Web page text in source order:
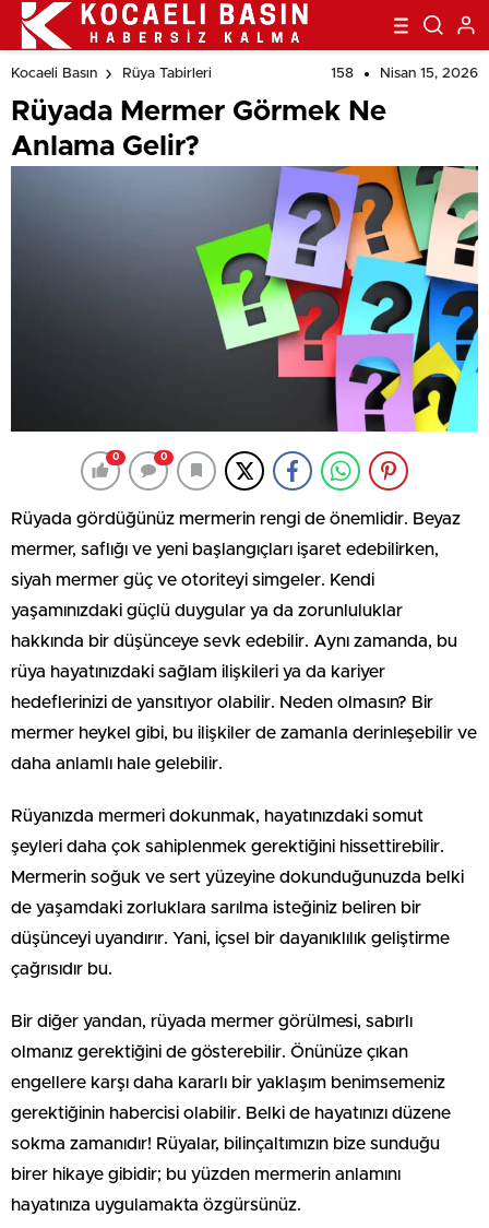
Kocaeli Basın Rüya Tabirleri 158 Nisan 15, 2026
Rüyada Mermer Görmek Ne
Anlama Gelir?
0 0
Rüyada gördüğünüz mermerin rengi de önemlidir. Beyaz
mermer, saflığı ve yeni başlangıçları işaret edebilirken,
siyah mermer güç ve otoriteyi simgeler. Kendi
yaşamınızdaki güçlü duygular ya da zorunluluklar
hakkında bir düşünceye sevk edebilir. Aynı zamanda, bu
rüya hayatınızdaki sağlam ilişkileri ya da kariyer
hedeflerinizi de yansıtıyor olabilir. Neden olmasın? Bir
mermer heykel gibi, bu ilişkiler de zamanla derinleşebilir ve
daha anlamlı hale gelebilir.
Rüyanızda mermeri dokunmak, hayatınızdaki somut
şeyleri daha çok sahiplenmek gerektiğini hissettirebilir.
Mermerin soğuk ve sert yüzeyine dokunduğunuzda belki
de yaşamdaki zorluklara sarılma isteğiniz beliren bir
düşünceyi uyandırır. Yani, içsel bir dayanıklılık geliştirme
çağrısıdır bu.
Bir diğer yandan, rüyada mermer görülmesi, sabırlı
olmanız gerektiğini de gösterebilir. Önünüze çıkan
engellere karşı daha kararlı bir yaklaşım benimsemeniz
gerektiğinin habercisi olabilir. Belki de hayatınızı düzene
sokma zamanıdır! Rüyalar, bilinçaltımızın bize sunduğu
birer hikaye gibidir; bu yüzden mermerin anlamını
hayatınıza uygulamakta özgürsünüz.